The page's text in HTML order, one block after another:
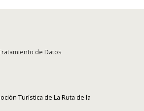
de Datos
Turística de La Ruta de la